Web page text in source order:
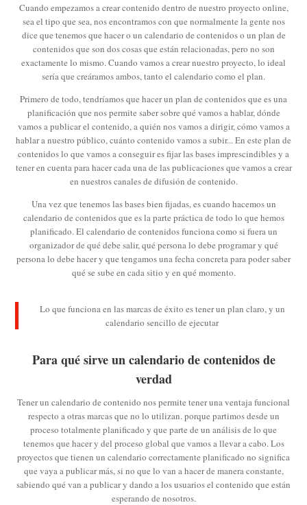
Cuando empezamos a crear contenido dentro de nuestro proyecto online,
sea el tipo que sea, nos encontramos con que normalmente la gente nos
dice que tenemos que hacer o un calendario de contenidos o un plan de
contenidos que son dos cosas que están relacionadas, pero no son
exactamente lo mismo. Cuando vamos a crear nuestro proyecto, lo ideal
sería que creáramos ambos, tanto el calendario como el plan.
Primero de todo, tendríamos que hacer un plan de contenidos que es una
planificación que nos permite saber sobre qué vamos a hablar, dónde
vamos a publicar el contenido, a quién nos vamos a dirigir, cómo vamos a
hablar a nuestro público, cuánto contenido vamos a subir... En este plan de
contenidos lo que vamos a conseguir es fijar las bases imprescindibles y a
tener en cuenta para hacer cada una de las publicaciones que vamos a crear
en nuestros canales de difusión de contenido.
Una vez que tenemos las bases bien fijadas, es cuando hacemos un
calendario de contenidos que es la parte práctica de todo lo que hemos
planificado. El calendario de contenidos funciona como si fuera un
organizador de qué debe salir, qué persona lo debe programar y qué
persona lo debe hacer y que tengamos una fecha concreta para poder saber
qué se sube en cada sitio y en qué momento.
Lo que funciona en las marcas de éxito es tener un plan claro, y un
calendario sencillo de ejecutar
Para qué sirve un calendario de contenidos de
verdad
Tener un calendario de contenido nos permite tener una ventaja funcional
respecto a otras marcas que no lo utilizan. porque partimos desde un
proceso totalmente planificado y que parte de un análisis de lo que
tenemos que hacer y del proceso global que vamos a llevar a cabo. Los
proyectos que tienen un calendario correctamente planificado no significa
que vaya a publicar más, si no que lo van a hacer de manera constante,
sabiendo qué van a publicar y dando a los usuarios el contenido que están
esperando de nosotros.